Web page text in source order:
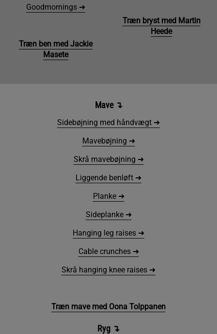
Goodmornings ➜
Træn ben med Jackie
Masete
Træn bryst med Martin
Heede
Mave↴
Sidebøjning med håndvægt ➜
Mavebøjning ➜
Skrå mavebøjning ➜
Liggende benløft ➜
Planke ➜
Sideplanke ➜
Hanging leg raises ➜
Cable crunches ➜
Skrå hanging knee raises ➜
Træn mave med Oona Tolppanen
Ryg↴